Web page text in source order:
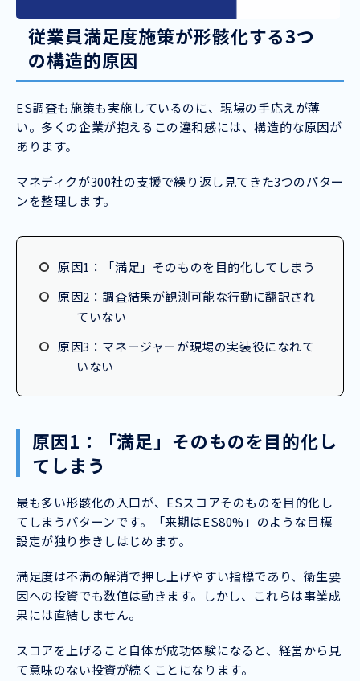
従業員満足度施策が形骸化する3つ
の構造的原因
ES調査も施策も実施しているのに、現場の手応えが薄
い。多くの企業が抱えるこの違和感には、構造的な原因が
あります。
マネディクが300社の支援で繰り返し見てきた3つのパター
ンを整理します。
原因1：「満足」そのものを目的化してしまう
原因2：調査結果が観測可能な行動に翻訳され
ていない
原因3：マネージャーが現場の実装役になれて
いない
原因1：「満足」そのものを目的化し
てしまう
最も多い形骸化の入口が、ESスコアそのものを目的化し
てしまうパターンです。「来期はES80%」のような目標
設定が独り歩きしはじめます。
満足度は不満の解消で押し上げやすい指標であり、衛生要
因への投資でも数値は動きます。しかし、これらは事業成
果には直結しません。
スコアを上げること自体が成功体験になると、経営から見
て意味のない投資が続くことになります。